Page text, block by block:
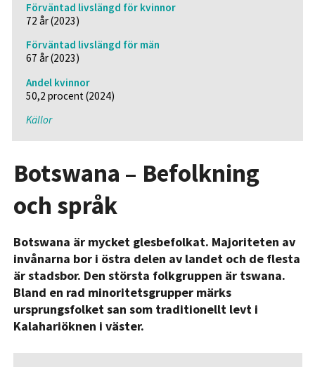
Förväntad livslängd för kvinnor
72 år (2023)
Förväntad livslängd för män
67 år (2023)
Andel kvinnor
50,2 procent (2024)
Källor
Botswana – Befolkning
och språk
Botswana är mycket glesbefolkat. Majoriteten av
invånarna bor i östra delen av landet och de flesta
är stadsbor. Den största folkgruppen är tswana.
Bland en rad minoritetsgrupper märks
ursprungsfolket san som traditionellt levt i
Kalahariöknen i väster.